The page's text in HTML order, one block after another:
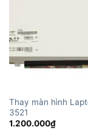
Thay màn hình
3521
1.200.000₫